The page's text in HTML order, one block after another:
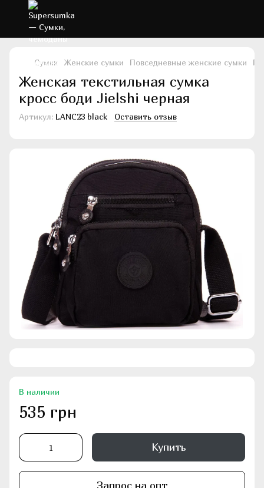
Сумки Женские сумки Повседневные женские сумки
Женская текстильная сумка
кросс боди Jielshi черная
Артикул: LANC23 black Оставить отзыв
В наличии
535 грн
Купить
Запрос на опт